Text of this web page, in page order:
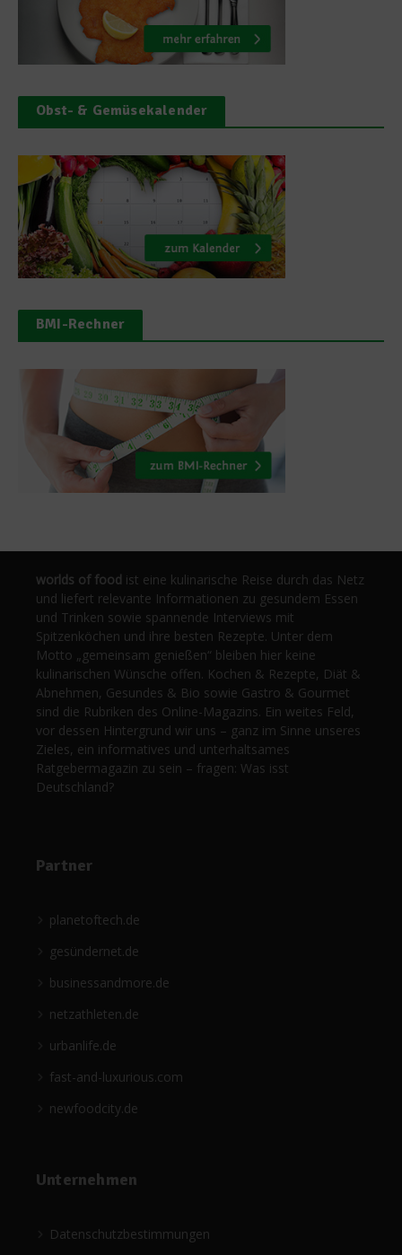
Obst- & Gemüsekalender
BMI-Rechner
worlds of food ist eine kulinarische Reise durch das Netz
und liefert relevante Informationen zu gesundem Essen
und Trinken sowie spannende Interviews mit
Spitzenköchen und ihre besten Rezepte. Unter dem
Motto „gemeinsam genießen“ bleiben hier keine
kulinarischen Wünsche offen. Kochen & Rezepte, Diät &
Abnehmen, Gesundes & Bio sowie Gastro & Gourmet
sind die Rubriken des Online-Magazins. Ein weites Feld,
vor dessen Hintergrund wir uns – ganz im Sinne unseres
Zieles, ein informatives und unterhaltsames
Ratgebermagazin zu sein – fragen: Was isst
Deutschland?
Partner
planetoftech.de
gesündernet.de
businessandmore.de
netzathleten.de
urbanlife.de
fast-and-luxurious.com
newfoodcity.de
Unternehmen
Datenschutzbestimmungen